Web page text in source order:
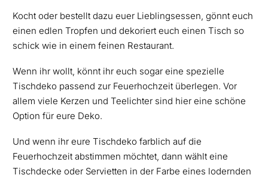
Kocht oder bestellt dazu euer Lieblingsessen, gönnt euch
einen edlen Tropfen und dekoriert euch einen Tisch so
schick wie in einem feinen Restaurant.
Wenn ihr wollt, könnt ihr euch sogar eine spezielle
Tischdeko passend zur Feuerhochzeit überlegen. Vor
allem viele Kerzen und Teelichter sind hier eine schöne
Option für eure Deko.
Und wenn ihr eure Tischdeko farblich auf die
Feuerhochzeit abstimmen möchtet, dann wählt eine
Tischdecke oder Servietten in der Farbe eines lodernden